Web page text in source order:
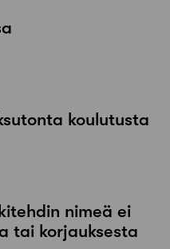
koulutusta
nimeä ei
tai korjauksesta